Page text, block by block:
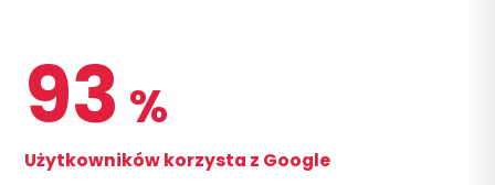
93 %
Użytkowników korzysta z Google